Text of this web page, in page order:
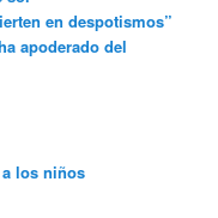
en despotismos”
apoderado del
los niños